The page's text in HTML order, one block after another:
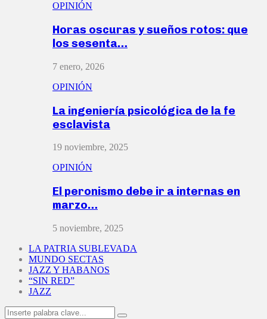
OPINIÓN
Horas oscuras y sueños rotos: que
los sesenta…
7 enero, 2026
OPINIÓN
La ingeniería psicológica de la fe
esclavista
19 noviembre, 2025
OPINIÓN
El peronismo debe ir a internas en
marzo…
5 noviembre, 2025
LA PATRIA SUBLEVADA
MUNDO SECTAS
JAZZ Y HABANOS
“SIN RED”
JAZZ
Search